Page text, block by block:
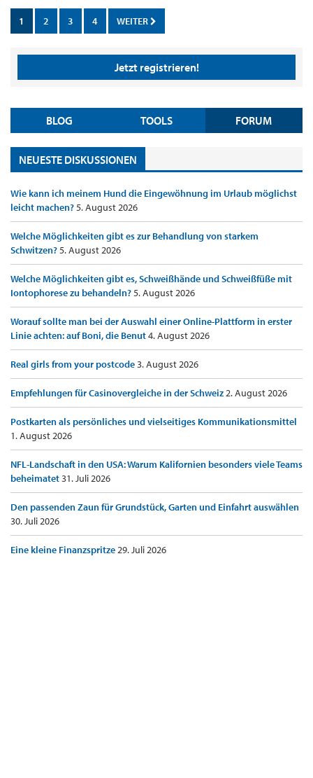
1 2 3 4 WEITER
Jetzt registrieren!
BLOG TOOLS FORUM
NEUESTE DISKUSSIONEN
Wie kann ich meinem Hund die Eingewöhnung im Urlaub möglichst
leicht machen?5. August 2026
Welche Möglichkeiten gibt es zur Behandlung von starkem
Schwitzen?5. August 2026
Welche Möglichkeiten gibt es, Schweißhände und Schweißfüße mit
Iontophorese zu behandeln?5. August 2026
Worauf sollte man bei der Auswahl einer Online-Plattform in erster
Linie achten: auf Boni, die Benut4. August 2026
Real girls from your postcode3. August 2026
Empfehlungen für Casinovergleiche in der Schweiz2. August 2026
Postkarten als persönliches und vielseitiges Kommunikationsmittel
1. August 2026
NFL-Landschaft in den USA: Warum Kalifornien besonders viele Teams
beheimatet31. Juli 2026
Den passenden Zaun für Grundstück, Garten und Einfahrt auswählen
30. Juli 2026
Eine kleine Finanzspritze29. Juli 2026